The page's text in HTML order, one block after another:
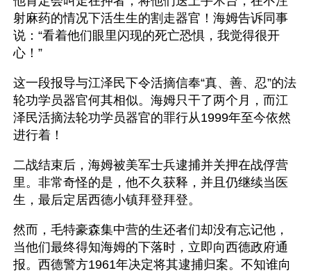
射麻药的情况下活生生的割走器官！海姆告诉同事
说：“看着他们眼里闪现的死亡恐惧，我觉得很开
心！”
这一段报导与江泽民下令活摘信奉“真、善、忍”的法
轮功学员器官何其相似。海姆只干了两个月，而江
泽民活摘法轮功学员器官的罪行从1999年至今依然
进行着！
二战结束后，海姆被美军士兵逮捕并关押在战俘营
里。非常奇怪的是，他不久获释，并且仍继续当医
生，最后定居西德小镇拜登拜登。
然而，毛特豪森集中营的生还者们却没有忘记他，
当他们最终得知海姆的下落时，立即向西德政府通
报。西德警方1961年决定将其逮捕归案。不知谁向